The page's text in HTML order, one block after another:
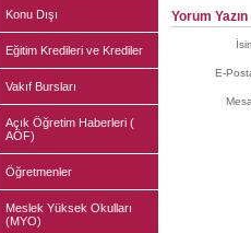
Konu Dışı
Eğitim Kredileri ve Krediler
Vakıf Bursları
Açık Öğretim Haberleri (
AÖF)
Öğretmenler
Meslek Yüksek Okulları
(MYO)
Yorum Yazın
E-